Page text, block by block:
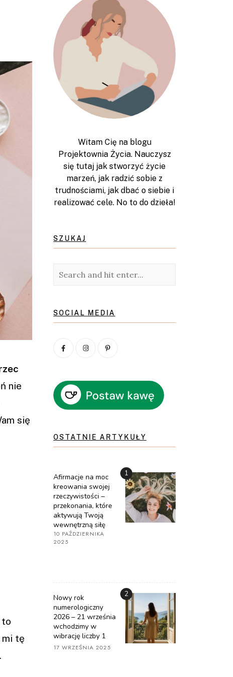
nie
się
to
mi tę
Witam Cię na blogu
Projektownia Życia. Nauczysz
się tutaj jak stworzyć życie
marzeń, jak radzić sobie z
trudnościami, jak dbać o siebie i
realizować cele. No to do dzieła!
SZUKAJ
SOCIAL MEDIA
OSTATNIE ARTYKUŁY
Afirmacje na moc
kreowania swojej
rzeczywistości –
przekonania, które
aktywują Twoją
wewnętrzną siłę
10 PAŹDZIERNIKA
2025
1
Nowy rok
numerologiczny
2026 – 21 września
wchodzimy w
wibrację liczby 1
17 WRZEŚNIA 2025
2